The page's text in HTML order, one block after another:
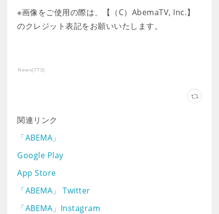
※画像をご使用の際は、【（C）AbemaTV, Inc.】
のクレジット表記をお願いいたします。
News(773)
関連リンク
「ABEMA」
Google Play
App Store
「ABEMA」 Twitter
「ABEMA」Instagram